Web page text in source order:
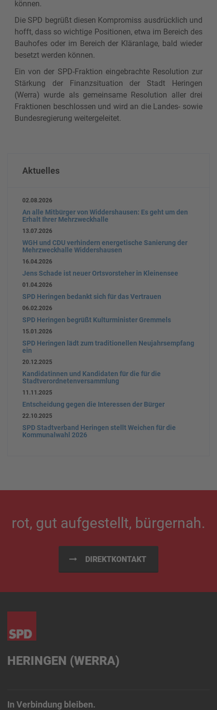
können.
Die SPD begrüßt diesen Kompromiss ausdrücklich und
hofft, dass so wichtige Positionen, etwa im Bereich des
Bauhofes oder im Bereich der Kläranlage, bald wieder
besetzt werden können.
Ein von der SPD-Fraktion eingebrachte Resolution zur
Stärkung der Finanzsituation der Stadt Heringen
(Werra) wurde als gemeinsame Resolution aller drei
Fraktionen beschlossen und wird an die Landes- sowie
Bundesregierung weitergeleitet.
Aktuelles
02.08.2026
An alle Mitbürger von Widdershausen: Es geht um den
Erhalt Ihrer Mehrzweckhalle
13.07.2026
WGH und CDU verhindern energetische Sanierung der
Mehrzweckhalle Widdershausen
16.04.2026
Jens Schade ist neuer Ortsvorsteher in Kleinensee
01.04.2026
SPD Heringen bedankt sich für das Vertrauen
06.02.2026
SPD Heringen begrüßt Kulturminister Gremmels
15.01.2026
SPD Heringen lädt zum traditionellen Neujahrsempfang
ein
20.12.2025
Kandidatinnen und Kandidaten für die für die
Stadtverordnetenversammlung
11.11.2025
Entscheidung gegen die Interessen der Bürger
22.10.2025
SPD Stadtverband Heringen stellt Weichen für die
Kommunalwahl 2026
rot, gut aufgestellt, bürgernah.
DIREKTKONTAKT
HERINGEN (WERRA)
In Verbindung bleiben.